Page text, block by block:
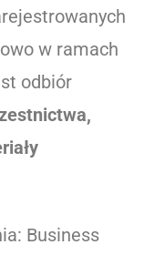
w ramach
odbiór
Business